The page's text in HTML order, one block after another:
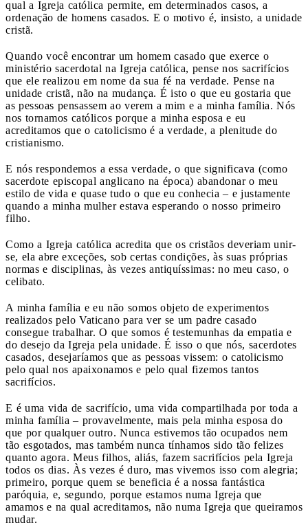
qual a Igreja católica permite, em determinados casos, a
ordenação de homens casados. E o motivo é, insisto, a unidade
cristã.
Quando você encontrar um homem casado que exerce o
ministério sacerdotal na Igreja católica, pense nos sacrifícios
que ele realizou em nome da sua fé na verdade. Pense na
unidade cristã, não na mudança. É isto o que eu gostaria que
as pessoas pensassem ao verem a mim e a minha família. Nós
nos tornamos católicos porque a minha esposa e eu
acreditamos que o catolicismo é a verdade, a plenitude do
cristianismo.
E nós respondemos a essa verdade, o que significava (como
sacerdote episcopal anglicano na época) abandonar o meu
estilo de vida e quase tudo o que eu conhecia – e justamente
quando a minha mulher estava esperando o nosso primeiro
filho.
Como a Igreja católica acredita que os cristãos deveriam unir-
se, ela abre exceções, sob certas condições, às suas próprias
normas e disciplinas, às vezes antiquíssimas: no meu caso, o
celibato.
A minha família e eu não somos objeto de experimentos
realizados pelo Vaticano para ver se um padre casado
consegue trabalhar. O que somos é testemunhas da empatia e
do desejo da Igreja pela unidade. É isso o que nós, sacerdotes
casados, desejaríamos que as pessoas vissem: o catolicismo
pelo qual nos apaixonamos e pelo qual fizemos tantos
sacrifícios.
E é uma vida de sacrifício, uma vida compartilhada por toda a
minha família – provavelmente, mais pela minha esposa do
que por qualquer outro. Nunca estivemos tão ocupados nem
tão esgotados, mas também nunca tínhamos sido tão felizes
quanto agora. Meus filhos, aliás, fazem sacrifícios pela Igreja
todos os dias. Às vezes é duro, mas vivemos isso com alegria;
primeiro, porque quem se beneficia é a nossa fantástica
paróquia, e, segundo, porque estamos numa Igreja que
amamos e na qual acreditamos, não numa Igreja que queiramos
mudar.